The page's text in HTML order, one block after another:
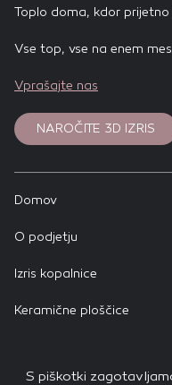
Toplo doma, kdor
Vse top, vse na enem
Vprašajte nas
NAROČITE 3D IZRIS
Domov
O podjetju
Izris kopalnice
Keramične ploščice
S piškotki